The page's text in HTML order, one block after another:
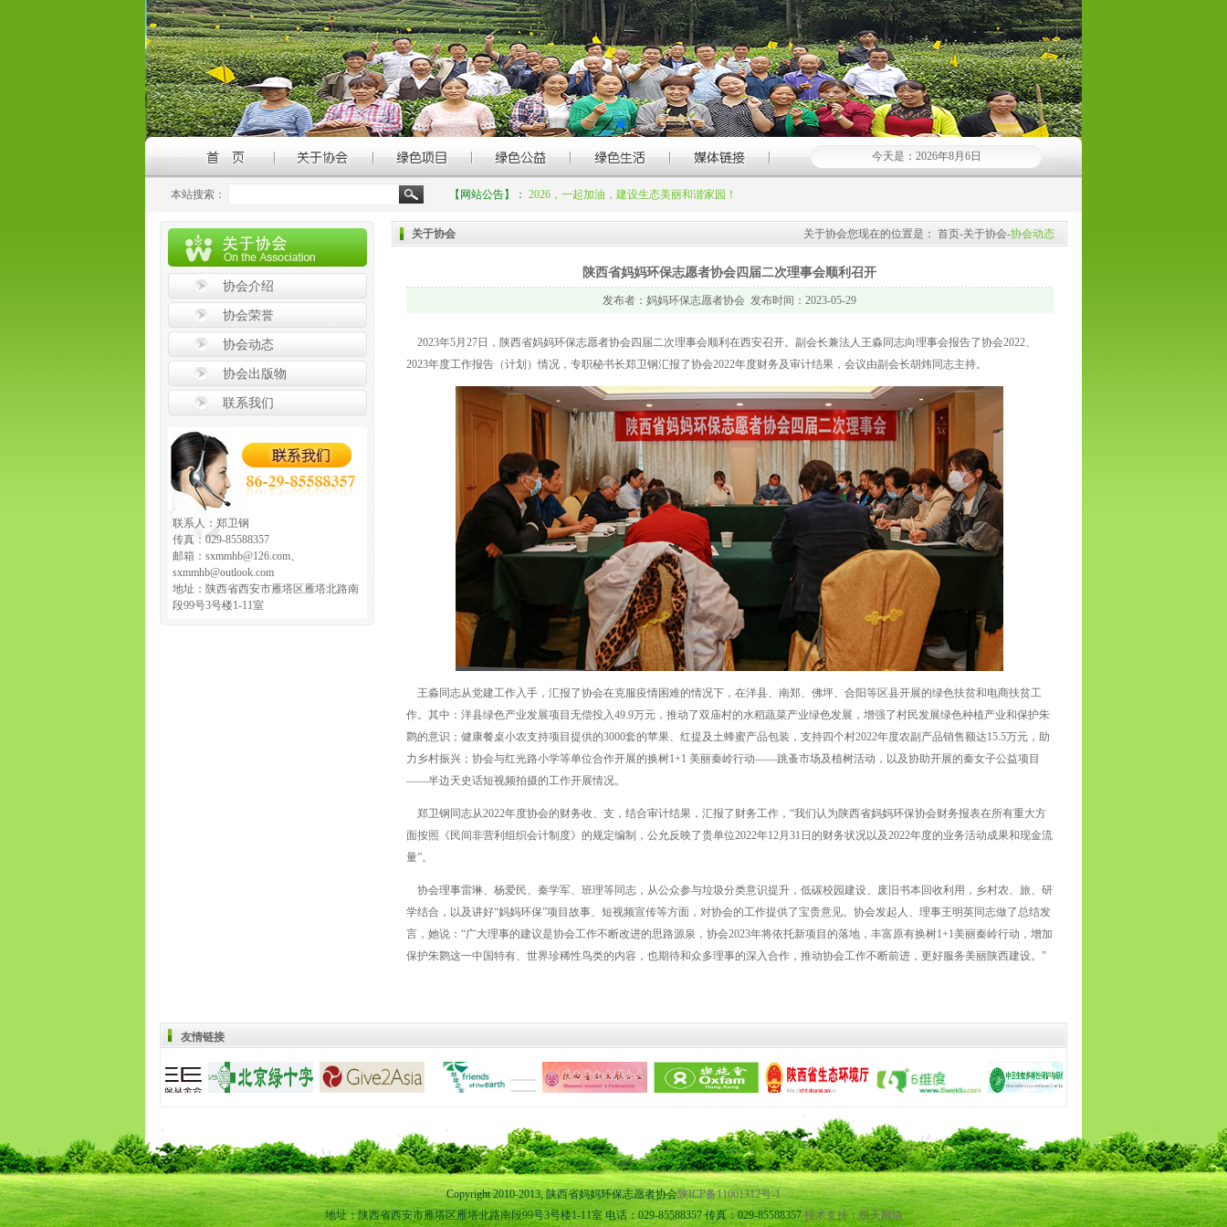
今天是：2026年8月6日
本站搜索： 【网站公告】： 2026，一起加油，建设生态美丽和谐家园！
协会介绍
协会荣誉
协会动态
协会出版物
联系我们
联系人：郑卫钢
传真：029-85588357
邮箱：sxmmhb@126.com、
sxmmhb@outlook.com
地址：陕西省西安市雁塔区雁塔北路南
段99号3号楼1-11室
关于协会 关于协会您现在的位置是： 首页-关于协会-协会动态
陕西省妈妈环保志愿者协会四届二次理事会顺利召开
发布者：妈妈环保志愿者协会 发布时间：2023-05-29
2023年5月27日，陕西省妈妈环保志愿者协会四届二次理事会顺利在西安召开。副会长兼法人王淼同志向理事会报告了协会2022、
2023年度工作报告（计划）情况，专职秘书长郑卫钢汇报了协会2022年度财务及审计结果，会议由副会长胡炜同志主持。
王淼同志从党建工作入手，汇报了协会在克服疫情困难的情况下，在洋县、南郑、佛坪、合阳等区县开展的绿色扶贫和电商扶贫工
作。其中：洋县绿色产业发展项目无偿投入49.9万元，推动了双庙村的水稻蔬菜产业绿色发展，增强了村民发展绿色种植产业和保护朱
鹮的意识；健康餐桌小农支持项目提供的3000套的苹果、红提及土蜂蜜产品包装，支持四个村2022年度农副产品销售额达15.5万元，助
力乡村振兴；协会与红光路小学等单位合作开展的换树1+1 美丽秦岭行动——跳蚤市场及植树活动，以及协助开展的秦女子公益项目
——半边天史话短视频拍摄的工作开展情况。
郑卫钢同志从2022年度协会的财务收、支，结合审计结果，汇报了财务工作，“我们认为陕西省妈妈环保协会财务报表在所有重大方
面按照《民间非营利组织会计制度》的规定编制，公允反映了贵单位2022年12月31日的财务状况以及2022年度的业务活动成果和现金流
量”。
协会理事雷琳、杨爱民、秦学军、班理等同志，从公众参与垃圾分类意识提升，低碳校园建设、废旧书本回收利用，乡村农、旅、研
学结合，以及讲好“妈妈环保”项目故事、短视频宣传等方面，对协会的工作提供了宝贵意见。协会发起人、理事王明英同志做了总结发
言，她说：“广大理事的建议是协会工作不断改进的思路源泉，协会2023年将依托新项目的落地，丰富原有换树1+1美丽秦岭行动，增加
保护朱鹮这一中国特有、世界珍稀性鸟类的内容，也期待和众多理事的深入合作，推动协会工作不断前进，更好服务美丽陕西建设。”
友情链接
Copyright 2010-2013, 陕西省妈妈环保志愿者协会陕ICP备11001312号-1
地址：陕西省西安市雁塔区雁塔北路南段99号3号楼1-11室 电话：029-85588357 传真：029-85588357 技术支持：凯天网络